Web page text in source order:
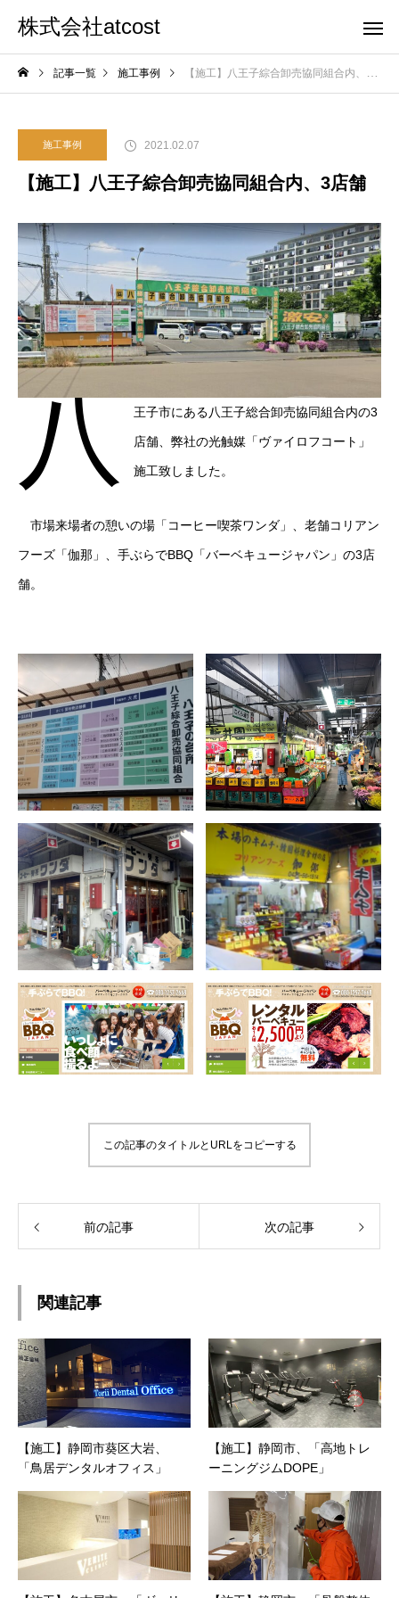
株式会社atcost
記事一覧 施工事例 【施工】八王子綜合卸売協同組合内、3店舗
施工事例 2021.02.07
【施工】八王子綜合卸売協同組合内、3店舗
八 王子市にある八王子総合卸売協同組合内の3
店舗、弊社の光触媒「ヴァイロフコート」
施工致しました。
市場来場者の憩いの場「コーヒー喫茶ワンダ」、老舗コリアン
フーズ「伽那」、手ぶらでBBQ「バーベキュージャパン」の3店
舗。
この記事のタイトルとURLをコピーする
前の記事 次の記事
関連記事
【施工】静岡市葵区大岩、
「鳥居デンタルオフィス」
【施工】静岡市、「高地トレ
ーニングジムDOPE」